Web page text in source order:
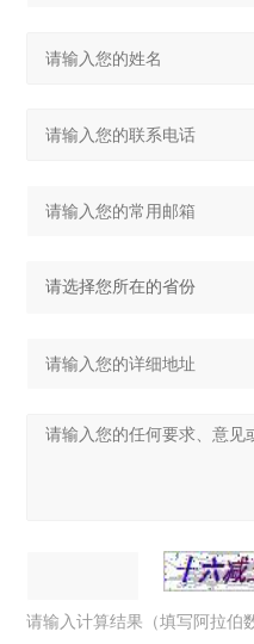
请输入计算结果（填写阿拉伯